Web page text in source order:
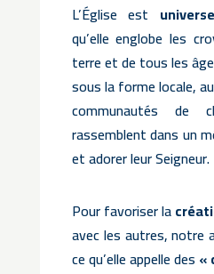
L’Église est
qu’elle englobe les
terre et de tous les
sous la forme locale,
communautés de
rassemblent dans un
et adorer leur Seigneur.
Pour favoriser la
avec les autres, notre
ce qu’elle appelle des «